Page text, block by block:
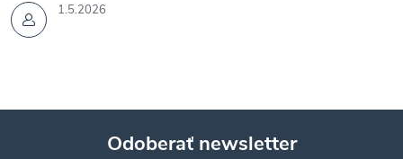
1.5.2026
Odoberať newsletter